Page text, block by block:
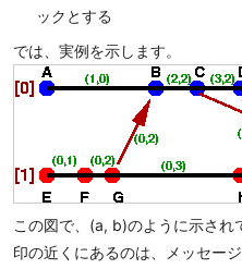
ックとする
では、実例を示します。
この図で、(a, b)のように示さ
印の近くにあるのは、メッセー